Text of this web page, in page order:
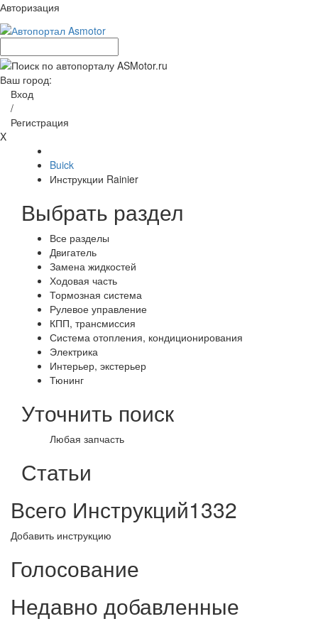
Авторизация
Ваш город:
Вход
/
Регистрация
X
Buick
Инструкции Rainier
Выбрать раздел
Все разделы
Двигатель
Замена жидкостей
Ходовая часть
Тормозная система
Рулевое управление
КПП, трансмиссия
Система отопления, кондиционирования
Электрика
Интерьер, экстерьер
Тюнинг
Уточнить поиск
Любая запчасть
Статьи
Всего Инструкций1332
Добавить инструкцию
Голосование
Недавно добавленные